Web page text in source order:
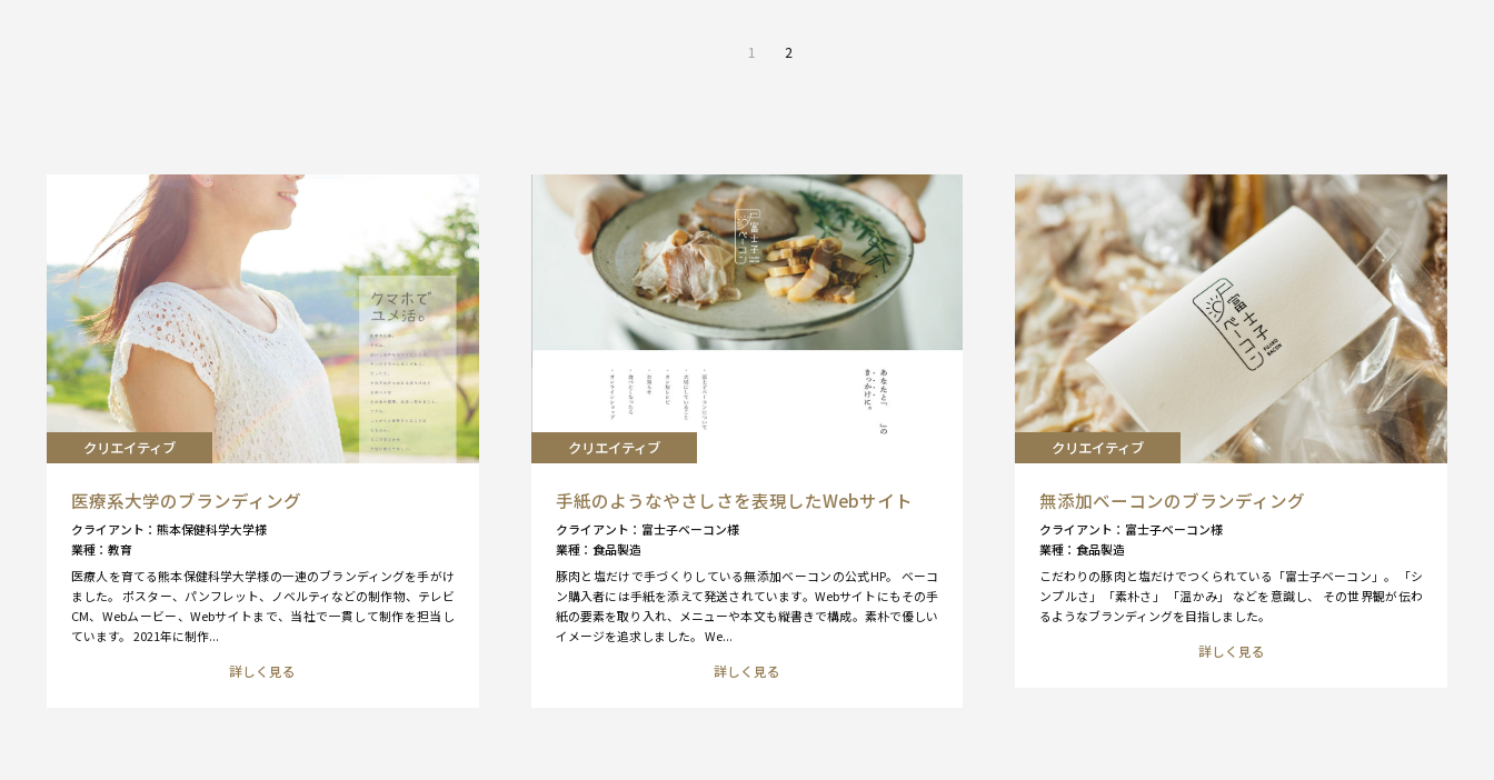
ショ
ン
ジ
1 2
クリエイティブ
医療系大学のブランディング
クライアント
熊本保健科学大学様
業種
教育
医療人を育てる熊本保健科学大学様の一連のブランディングを手がけ
ました。 ポスター、パンフレット、ノベルティなどの制作物、テレビ
CM、Webムービー、Webサイトまで、当社で一貫して制作を担当し
ています。 2021年に制作...
詳しく見る
クリエイティブ
手紙のようなやさしさを表現したWebサイト
クライアント
富士子ベーコン様
業種
食品製造
豚肉と塩だけで手づくりしている無添加ベーコンの公式HP。 ベーコ
ン購入者には手紙を添えて発送されています。Webサイトにもその手
紙の要素を取り入れ、メニューや本文も縦書きで構成。素朴で優しい
イメージを追求しました。 We...
詳しく見る
クリエイティブ
無添加ベーコンのブランディング
クライアント
富士子ベーコン様
業種
食品製造
こだわりの豚肉と塩だけでつくられている「富士子ベーコン」。 「シ
ンプルさ」「素朴さ」 「温かみ」 などを意識し、 その世界観が伝わ
るようなブランディングを目指しました。
詳しく見る